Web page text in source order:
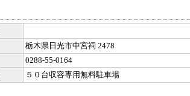
栃木県日光市中宮祠 2478
0288-55-0164
５０台収容専用無料駐車場